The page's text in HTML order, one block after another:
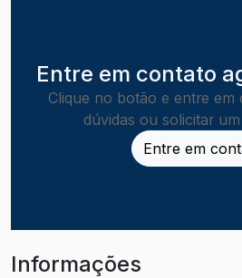
Entre em contato
Clique no botão e entre
dúvidas ou solicitar
Entre em
Informações